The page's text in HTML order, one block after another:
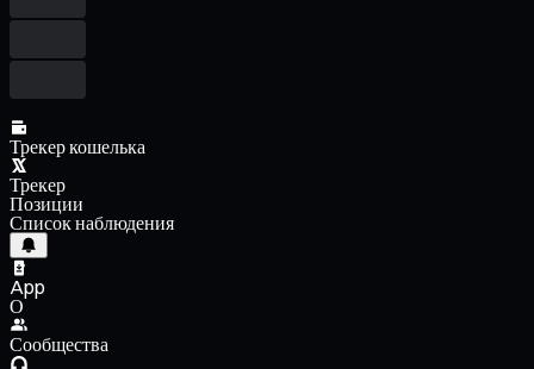
Трекер кошелька
Трекер
Позиции
Список наблюдения
App
О
Сообщества